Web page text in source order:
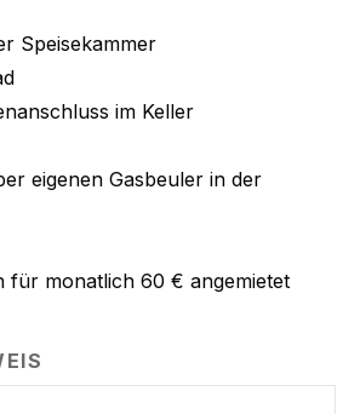
Speisekammer
im Keller
eigenen Gasbeuler in der
für monatlich 60 € angemietet